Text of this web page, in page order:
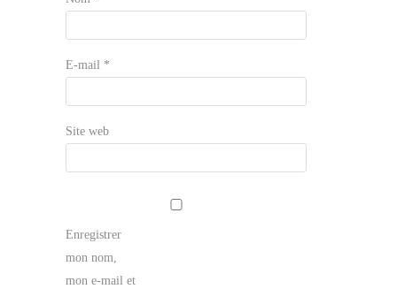
E-mail *
Site web
Enregistrer
mon nom,
mon e-mail et